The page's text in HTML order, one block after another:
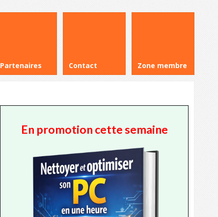
Partenaires Contact Zone membre
En promotion cette semaine